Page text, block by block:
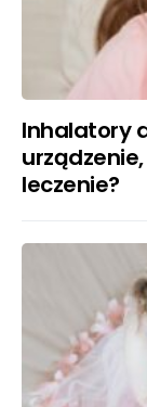
Inhalatory
leczenie?